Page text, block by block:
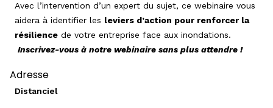
Avec l’intervention d’un expert du sujet, ce webinaire vous
aidera à identifier les leviers d’action pour renforcer la
résilience de votre entreprise face aux inondations.
Inscrivez-vous à notre webinaire sans plus attendre !
Adresse
Distanciel